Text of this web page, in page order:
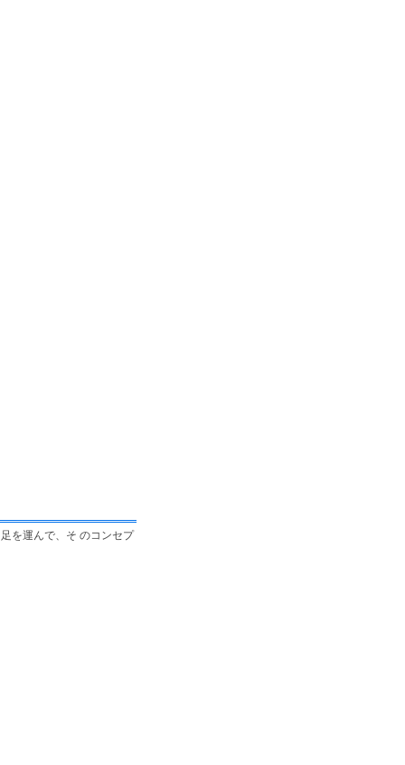
を運んで、そ のコンセプ